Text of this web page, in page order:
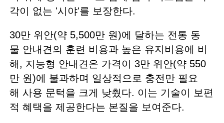
각이 없는 '시야'를 보장한다.
30만 위안(약 5,500만 원)에 달하는 전통 동
물 안내견의 훈련 비용과 높은 유지비용에 비
해, 지능형 안내견은 가격이 3만 위안(약 550
만 원)에 불과하며 일상적으로 충전만 필요
해 사용 문턱을 크게 낮췄다. 이는 기술이 보편
적 혜택을 제공한다는 본질을 보여준다.